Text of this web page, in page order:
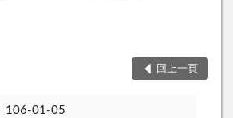
回上一頁
106-01-05